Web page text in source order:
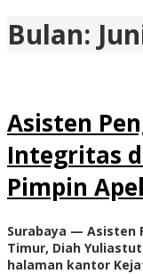
Bulan:
Asisten
Integritas
Pimpin
Surabaya — Asisten
Timur, Diah
halaman kantor